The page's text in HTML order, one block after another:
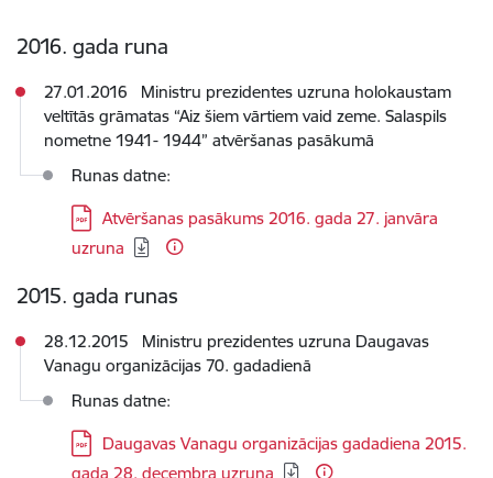
2016. gada runa
27.01.2016 Ministru prezidentes uzruna holokaustam
veltītās grāmatas “Aiz šiem vārtiem vaid zeme. Salaspils
nometne 1941- 1944” atvēršanas pasākumā
Runas datne:
Lejupielādēt:
Atvēršanas pasākums 2016. gada 27. janvāra
uzruna
2015. gada runas
28.12.2015 Ministru prezidentes uzruna Daugavas
Vanagu organizācijas 70. gadadienā
Runas datne:
Lejupielādēt:
Daugavas Vanagu organizācijas gadadiena 2015.
gada 28. decembra uzruna